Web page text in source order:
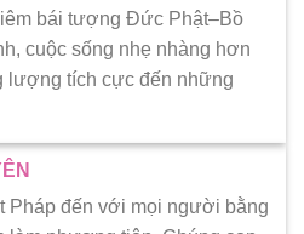
bái tượng Đức Phật–Bồ
cuộc sống nhẹ nhàng hơn
lượng tích cực đến những
Pháp đến với mọi người bằng